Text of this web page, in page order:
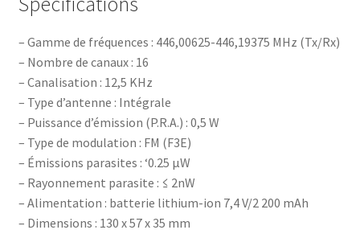
– Gamme de fréquences : 446,00625-446,19375 MHz (Tx/Rx)
– Nombre de canaux : 16
– Canalisation : 12,5 KHz
– Type d’antenne : Intégrale
– Puissance d’émission (P.R.A.) : 0,5 W
– Type de modulation : FM (F3E)
– Émissions parasites : ‘0.25 µW
– Rayonnement parasite : ≤ 2nW
– Alimentation : batterie lithium-ion 7,4 V/2 200 mAh
– Dimensions : 130 x 57 x 35 mm